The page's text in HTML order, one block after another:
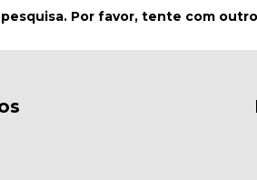
Por favor, tente com